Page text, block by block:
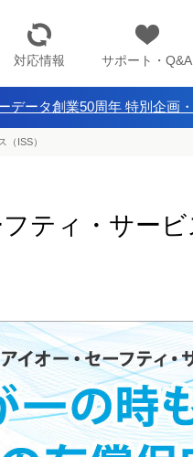
対応情報 サポート・Q&A
データ創業50周年 特別企画
（ISS）
ティ・サービ